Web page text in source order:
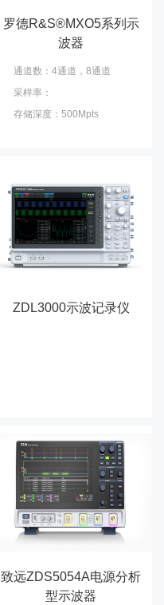
罗德R&S®MXO5系列示
波器
通道数：4通道，8通道
采样率：
存储深度：500Mpts
ZDL3000示波记录仪
致远ZDS5054A电源分析
型示波器